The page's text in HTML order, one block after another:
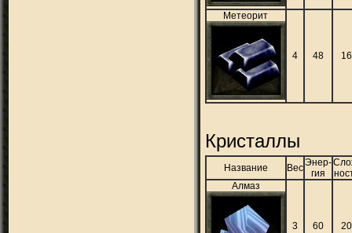
Метеорит
4 48 16
Кристаллы
Название ВесЭнер-
гия
Алмаз
3 60 20